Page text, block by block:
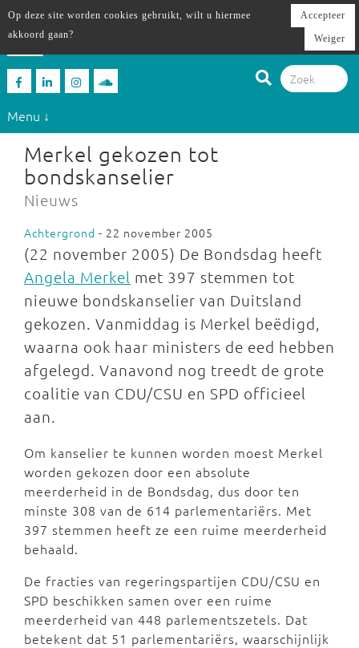
Menu ↓
Merkel gekozen tot
bondskanselier
Nieuws
Achtergrond - 22 november 2005
(22 november 2005) De Bondsdag heeft
Angela Merkel met 397 stemmen tot
nieuwe bondskanselier van Duitsland
gekozen. Vanmiddag is Merkel beëdigd,
waarna ook haar ministers de eed hebben
afgelegd. Vanavond nog treedt de grote
coalitie van CDU/CSU en SPD officieel
aan.
Om kanselier te kunnen worden moest Merkel
worden gekozen door een absolute
meerderheid in de Bondsdag, dus door ten
minste 308 van de 614 parlementariërs. Met
397 stemmen heeft ze een ruime meerderheid
behaald.
De fracties van regeringspartijen CDU/CSU en
SPD beschikken samen over een ruime
meerderheid van 448 parlementszetels. Dat
betekent dat 51 parlementariërs, waarschijnlijk
Op deze site worden cookies gebruikt, wilt u hiermee
akkoord gaan?
Accepteer
Weiger